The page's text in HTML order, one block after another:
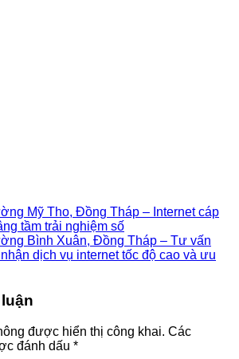
Mỹ Tho, Đồng Tháp – Internet cáp
tầm trải nghiệm số
Bình Xuân, Đồng Tháp – Tư vấn
dịch vụ internet tốc độ cao và ưu
được hiển thị công khai. Các
đánh dấu *